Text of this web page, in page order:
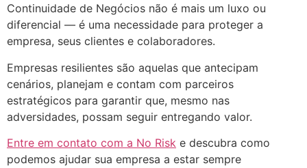
Continuidade de Negócios não é mais um luxo ou
diferencial — é uma necessidade para proteger a
empresa, seus clientes e colaboradores.
Empresas resilientes são aquelas que antecipam
cenários, planejam e contam com parceiros
estratégicos para garantir que, mesmo nas
adversidades, possam seguir entregando valor.
Entre em contato com a No Risk e descubra como
podemos ajudar sua empresa a estar sempre